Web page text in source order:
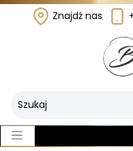
Znajdź nas